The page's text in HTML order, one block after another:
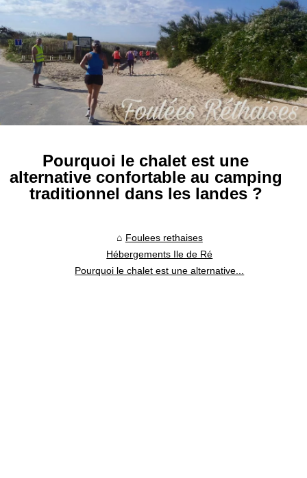
Pourquoi le chalet est une
alternative confortable au camping
traditionnel dans les landes ?
Foulees rethaises
Hébergements Ile de Ré
Pourquoi le chalet est une alternative...